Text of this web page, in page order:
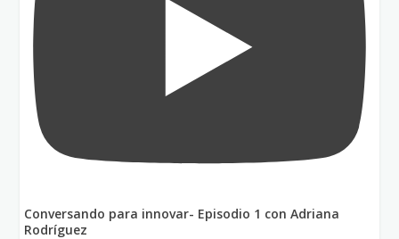
Conversando para innovar- Episodio 1 con Adriana
Rodríguez